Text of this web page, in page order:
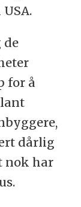
de
for å
dårlig
nok har